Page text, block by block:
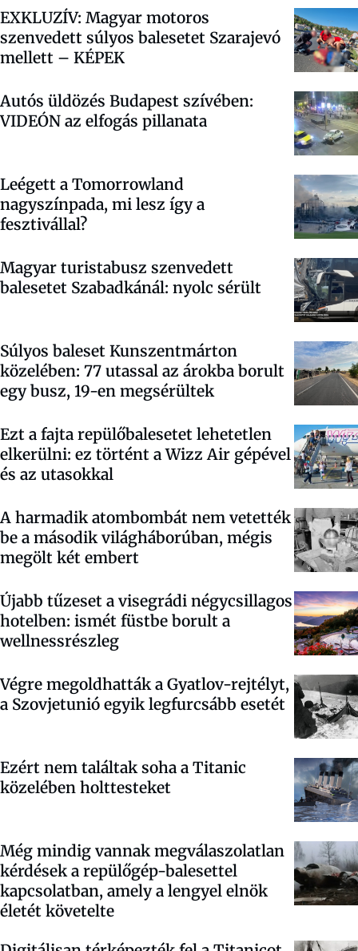
EXKLUZÍV: Magyar motoros
szenvedett súlyos balesetet Szarajevó
mellett – KÉPEK
Autós üldözés Budapest szívében:
VIDEÓN az elfogás pillanata
Leégett a Tomorrowland
nagyszínpada, mi lesz így a
fesztivállal?
Magyar turistabusz szenvedett
balesetet Szabadkánál: nyolc sérült
Súlyos baleset Kunszentmárton
közelében: 77 utassal az árokba borult
egy busz, 19-en megsérültek
Ezt a fajta repülőbalesetet lehetetlen
elkerülni: ez történt a Wizz Air gépével
és az utasokkal
A harmadik atombombát nem vetették
be a második világháborúban, mégis
megölt két embert
Újabb tűzeset a visegrádi négycsillagos
hotelben: ismét füstbe borult a
wellnessrészleg
Végre megoldhatták a Gyatlov-rejtélyt,
a Szovjetunió egyik legfurcsább esetét
Ezért nem találtak soha a Titanic
közelében holttesteket
Még mindig vannak megválaszolatlan
kérdések a repülőgép-balesettel
kapcsolatban, amely a lengyel elnök
életét követelte